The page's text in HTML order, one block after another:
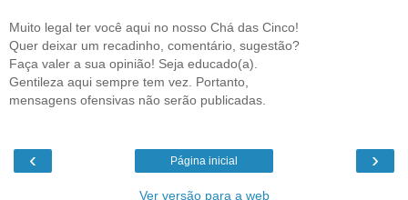
Muito legal ter você aqui no nosso Chá das Cinco!
Quer deixar um recadinho, comentário, sugestão?
Faça valer a sua opinião! Seja educado(a).
Gentileza aqui sempre tem vez. Portanto,
mensagens ofensivas não serão publicadas.
‹ ›
Página inicial
Ver versão para a web